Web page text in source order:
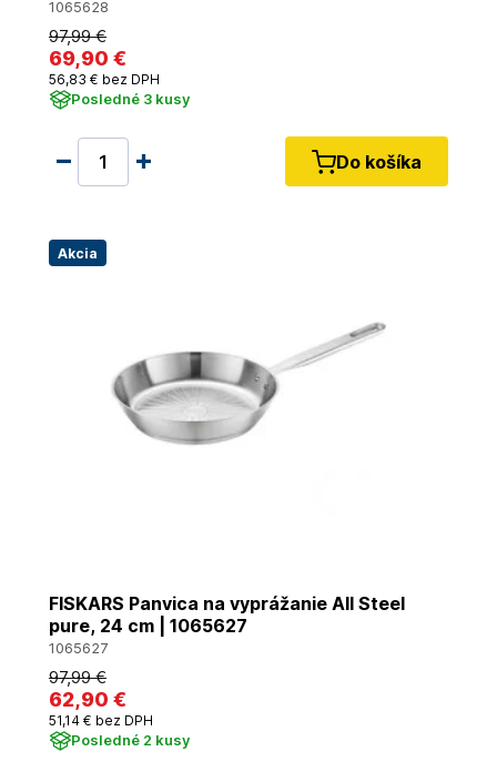
1065628
97,99 €
69,90 €
56,83 € bez DPH
Posledné 3 kusy
Do košíka
Akcia
FISKARS Panvica na vyprážanie All Steel
pure, 24 cm | 1065627
1065627
97,99 €
62,90 €
51,14 € bez DPH
Posledné 2 kusy